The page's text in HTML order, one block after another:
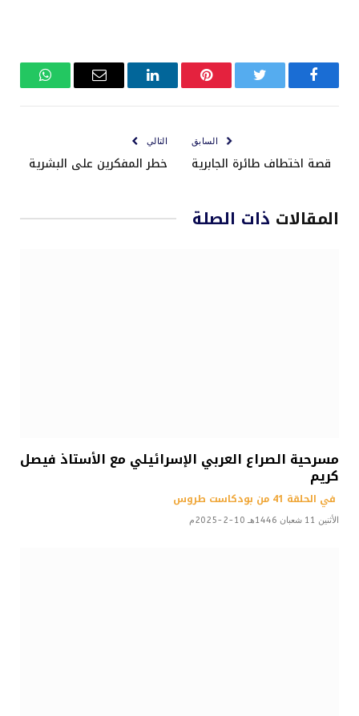
فيسبوك تويتر بينتيريستلينكدإن
البريد
واتساب
السابق
قصة اختطاف طائرة الجابرية
التالي
خطر المفكرين على البشرية
المقالات ذات الصلة
مسرحية الصراع العربي الإسرائيلي مع الأستاذ فيصل
كريم
في الحلقة 41 من بودكاست طروس
الأثنين 11 شعبان 1446هـ 10-2-2025م